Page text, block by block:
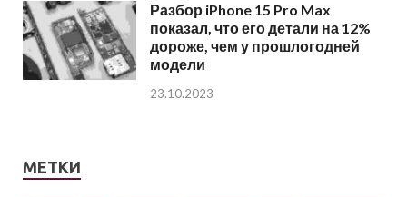
Разбор iPhone 15 Pro Max
показал, что его детали на 12%
дороже, чем у прошлогодней
модели
23.10.2023
МЕТКИ